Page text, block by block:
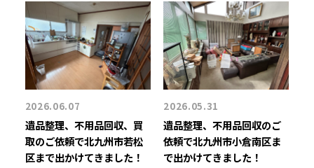
2026.06.07
遺品整理、不用品回収、買
取のご依頼で北九州市若松
区まで出かけてきました！
2026.05.31
遺品整理、不用品回収のご
依頼で北九州市小倉南区ま
で出かけてきました！